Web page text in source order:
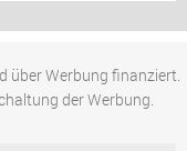
über Werbung finanziert.
der Werbung.